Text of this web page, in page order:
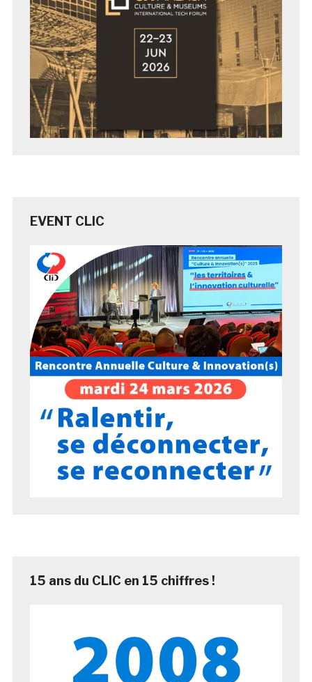
EVENT CLIC
15 ans du CLIC en 15 chiffres !